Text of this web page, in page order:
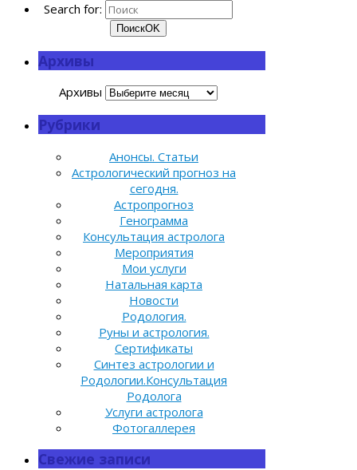
Search for:
ПоискOK
Архивы
Архивы
Рубрики
Анонсы. Статьи
Астрологический прогноз на
сегодня.
Астропрогноз
Генограмма
Консультация астролога
Мероприятия
Мои услуги
Натальная карта
Новости
Родология.
Руны и астрология.
Сертификаты
Синтез астрологии и
Родологии.Консультация
Родолога
Услуги астролога
Фотогаллерея
Свежие записи